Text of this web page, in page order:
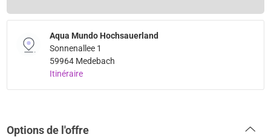
Aqua Mundo Hochsauerland
Sonnenallee 1
59964 Medebach
Itinéraire
Options de l'offre